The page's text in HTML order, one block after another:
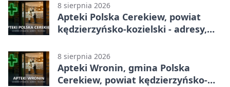
8 sierpnia 2026
Apteki Polska Cerekiew, powiat
kędzierzyńsko-kozielski - adresy,
8 sierpnia 2026
Apteki Wronin, gmina Polska
Cerekiew, powiat kędzierzyńsko-